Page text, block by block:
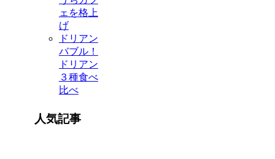
ェを格上
げ
ドリアン
バブル！
ドリアン
３種食べ
比べ
人気記事